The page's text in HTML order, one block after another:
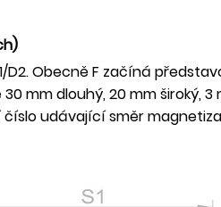
D2. Obecně F začíná
mm dlouhý, 20 mm široký,
udávající směr